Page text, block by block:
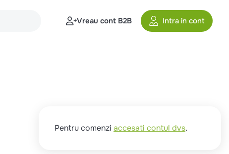
Vreau cont B2B Intra in cont
Pentru comenzi accesati contul dvs.